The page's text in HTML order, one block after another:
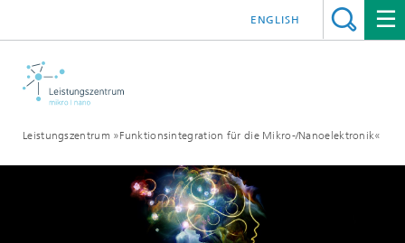
Leistungszentrum »Funktionsintegration für die Mikro-/Nanoelektronik«
ENGLISH